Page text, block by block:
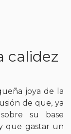
calidez
joya de la
de que, ya
su base
que gastar un